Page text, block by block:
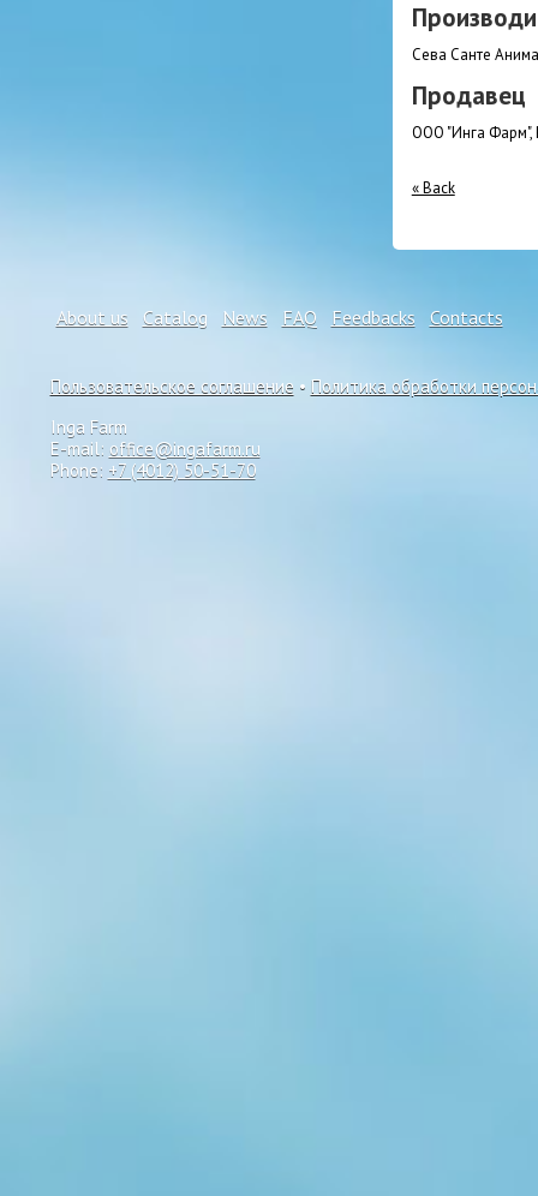
Сева Санте
Продавец
ООО "Инга Фарм",
« Back
About us Catalog News FAQ Feedbacks Contacts
Пользовательское соглашение • Политика обработки
Inga Farm
E-mail: office@ingafarm.ru
Phone: +7 (4012) 50-51-70